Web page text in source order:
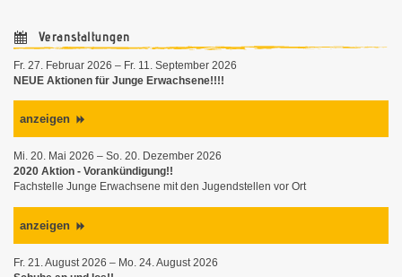
Veranstaltungen
Fr. 27. Februar 2026 – Fr. 11. September 2026
NEUE Aktionen für Junge Erwachsene!!!!
anzeigen
Mi. 20. Mai 2026 – So. 20. Dezember 2026
2020 Aktion - Vorankündigung!!
Fachstelle Junge Erwachsene mit den Jugendstellen vor Ort
anzeigen
Fr. 21. August 2026 – Mo. 24. August 2026